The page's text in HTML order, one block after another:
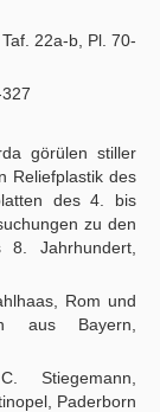
22a-b, Pl. 70-
görülen stiller
Reliefplastik des
des 4. bis
zu den
8. Jahrhundert,
Rom und
aus Bayern,
Stiegemann,
Paderborn